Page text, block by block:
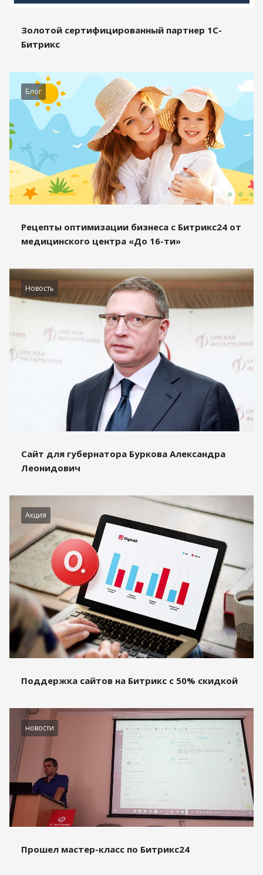
Золотой сертифицированный партнер 1С-
Битрикс
Блог
Рецепты оптимизации бизнеса с Битрикс24 от
медицинского центра «До 16-ти»
Новость
Сайт для губернатора Буркова Александра
Леонидович
Акция
Поддержка сайтов на Битрикс с 50% скидкой
новости
Прошел мастер-класс по Битрикс24